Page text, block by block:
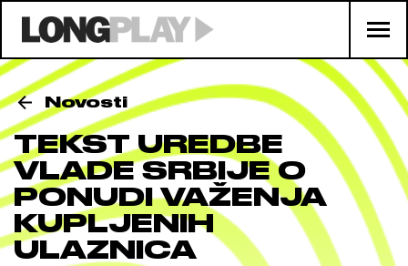
Novosti
TEKST UREDBE
VLADE SRBIJE O
PONUDI VAŽENJA
KUPLJENIH
ULAZNICA